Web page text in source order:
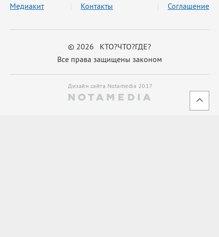
© 2026 КТО?ЧТО?ГДЕ?
Все права защищены законом
Медиакит Контакты Соглашение
Дизайн сайта Notamedia 2017